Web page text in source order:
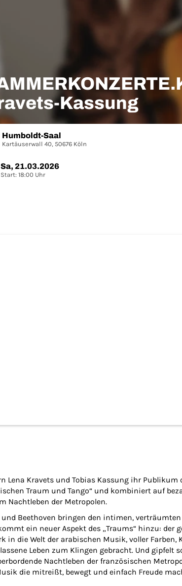
Kassung
Humboldt-Saal
Kartäuserwall 40, 50676 Köln
Sa, 21.03.2026
Start: 18:00 Uhr
Lena Kravets und Tobias Kassung ihr
Traum und Tango“ und kombiniert auf
Nachtleben der Metropolen.
Beethoven bringen den intimen,
ein neuer Aspekt des „Traums“ hinzu: der
in die Welt der arabischen Musik, voller Farben,
Leben zum Klingen gebracht. Und gipfelt
Nachtleben der französischen
die mitreißt, bewegt und einfach Freude